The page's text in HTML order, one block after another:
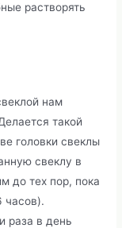
растворять
нам
такой
головки свеклы
свеклу в
до тех пор, пока
часов).
раза в день